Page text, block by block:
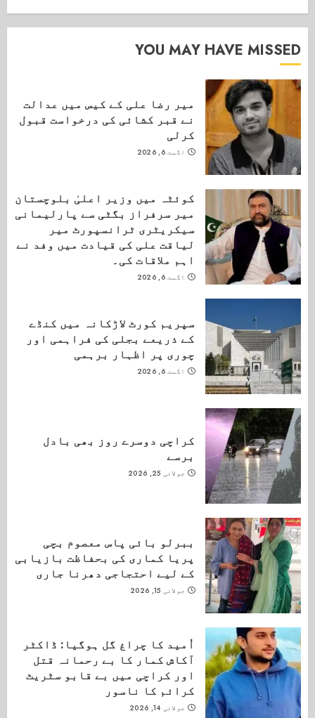
YOU MAY HAVE MISSED
میر رضا علی کے کیس میں عدالت
نے قبر کشائی کی درخواست قبول
کرلی
اگست 6, 2026
کوئٹہ میں وزیر اعلیٰ بلوچستان
میر سرفراز بگٹی سے پارلیمانی
سیکریٹری ٹرانسپورٹ میر
لیاقت علی کی قیادت میں وفد نے
اہم ملاقات کی۔
اگست 6, 2026
سپریم کورٹ لاڑکانہ میں کنڈے
کے ذریعے بجلی کی فراہمی اور
چوری پر اظہار برہمی
اگست 6, 2026
کراچی دوسرے روز بھی بادل
برسے
جولائی 25, 2026
ببرلو بائی پاس معصوم بچی
پریا کماری کی بحفاظت بازیابی
کے لیے احتجاجی دھرنا جاری
جولائی 15, 2026
اُمید کا چراغ گل ہوگیا: ڈاکٹر
آکاش کمار کا بے رحمانہ قتل
اور کراچی میں بے قابو سٹریٹ
کرائم کا ناسور
جولائی 14, 2026